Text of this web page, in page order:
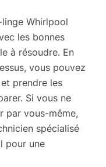
Whirlpool
les bonnes
à résoudre. En
vous pouvez
prendre les
Si vous ne
par vous-même,
spécialisé
pour une